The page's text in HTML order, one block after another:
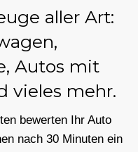
aller Art:
Autos mit
vieles mehr.
bewerten Ihr Auto
nach 30 Minuten ein